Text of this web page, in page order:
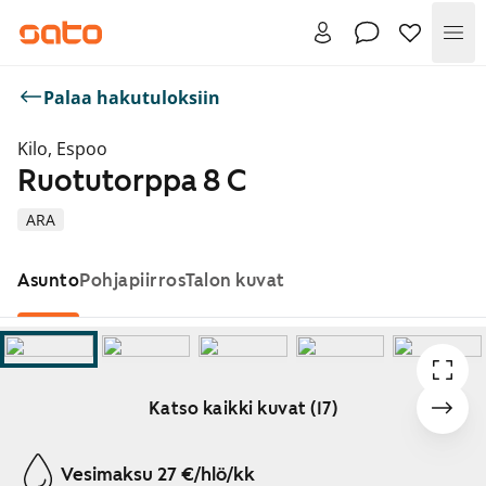
Palaa hakutuloksiin
Kilo, Espoo
ARA
Ruotutorppa 8 C
AsuntoPohjapiirrosTalon kuvat
Katso kaikki kuvat (17)
Näytetään dia 1 / 17
Vesimaksu 27 €/hlö/kk